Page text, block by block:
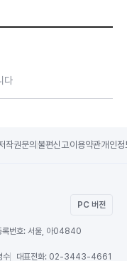
다
작권문의 불편신고이용약관개인정
PC 버전
록번호: 서울, 아04840
수 대표전화: 02-3443-4661